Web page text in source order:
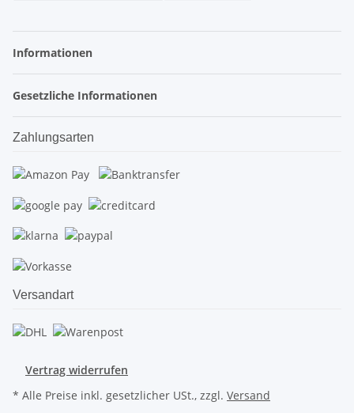
Informationen
Gesetzliche Informationen
Zahlungsarten
Versandart
Vertrag widerrufen
* Alle Preise inkl. gesetzlicher USt., zzgl. Versand